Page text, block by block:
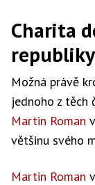
Charita
republiky
Možná právě
jednoho z těch
Martin Roman
většinu svého
Martin Roman